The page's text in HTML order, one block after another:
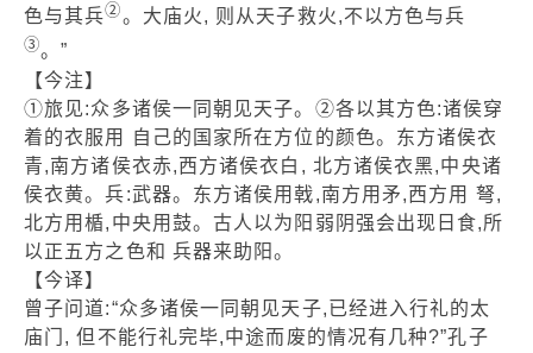
色与其兵②。大庙火, 则从天子救火,不以方色与兵
③。”
【今注】
①旅见:众多诸侯一同朝见天子。②各以其方色:诸侯穿
着的衣服用 自己的国家所在方位的颜色。东方诸侯衣
青,南方诸侯衣赤,西方诸侯衣白, 北方诸侯衣黑,中央诸
侯衣黄。兵:武器。东方诸侯用戟,南方用矛,西方用 弩,
北方用楯,中央用鼓。古人以为阳弱阴强会出现日食,所
以正五方之色和 兵器来助阳。
【今译】
曾子问道:“众多诸侯一同朝见天子,已经进入行礼的太
庙门, 但不能行礼完毕,中途而废的情况有几种?”孔子